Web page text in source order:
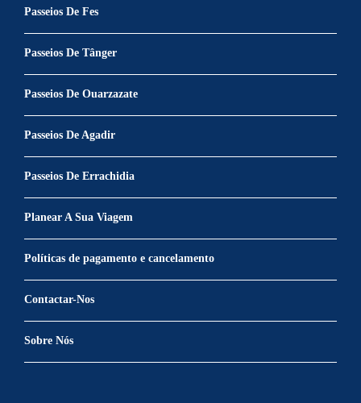
Passeios De Fes
Passeios De Tânger
Passeios De Ouarzazate
Passeios De Agadir
Passeios De Errachidia
Planear A Sua Viagem
Políticas de pagamento e cancelamento
Contactar-Nos
Sobre Nós